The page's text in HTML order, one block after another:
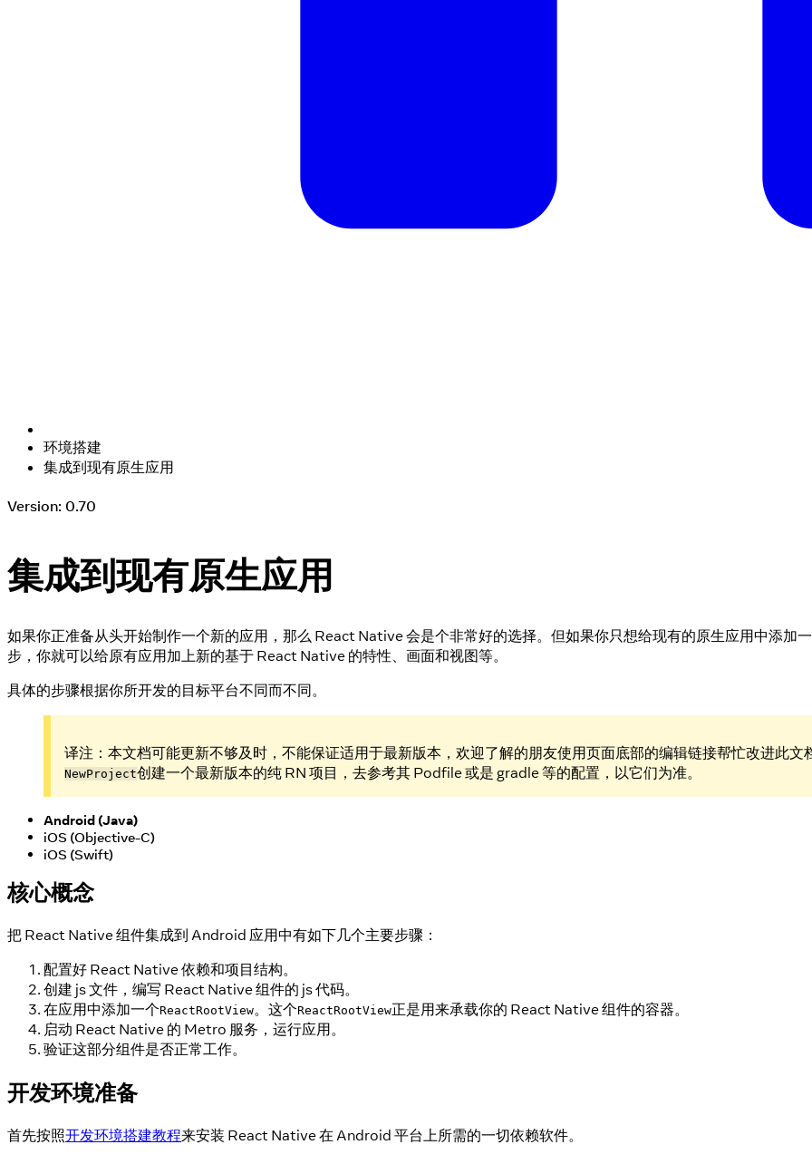
环境搭建
集成到现有原生应用
Version: 0.70
集成到现有原生应用
如果你正准备从头开始制作一个新的应用，那么 React Native 会是个非常好的选择。但如果你只想给现有的原生应用中添
步，你就可以给原有应用加上新的基于 React Native 的特性、画面和视图等。
具体的步骤根据你所开发的目标平台不同而不同。
译注：本文档可能更新不够及时，不能保证适用于最新版本，欢迎了解的朋友使用页面底部的编辑链接帮忙改进此文
NewProject创建一个最新版本的纯 RN 项目，去参考其 Podfile 或是 gradle 等的配置，以它们为准。
Android (Java)
iOS (Objective-C)
iOS (Swift)
核心概念
把 React Native 组件集成到 Android 应用中有如下几个主要步骤：
配置好 React Native 依赖和项目结构。
创建 js 文件，编写 React Native 组件的 js 代码。
在应用中添加一个ReactRootView。这个ReactRootView正是用来承载你的 React Native 组件的容器。
启动 React Native 的 Metro 服务，运行应用。
验证这部分组件是否正常工作。
开发环境准备
首先按照开发环境搭建教程来安装 React Native 在 Android 平台上所需的一切依赖软件。